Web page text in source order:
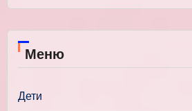
Меню
Дети